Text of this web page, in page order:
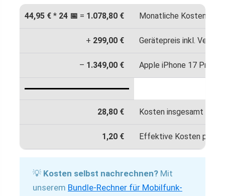
44,95 € * 24 📅 = 1.078,80 € Monatliche Kosten 💸
+ 299,00 € Gerätepreis inkl.
– 1.349,00 € Apple iPhone 17 Pro
28,80 € Kosten insgesamt in
1,20 € Effektive Kosten pro
💡 Kosten selbst nachrechnen? Mit
unserem Bundle-Rechner für Mobilfunk-